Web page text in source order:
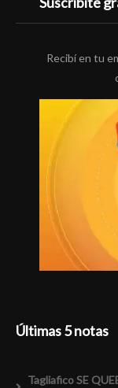
Recibí en tu
Últimas 5 notas
Tagliafico SE